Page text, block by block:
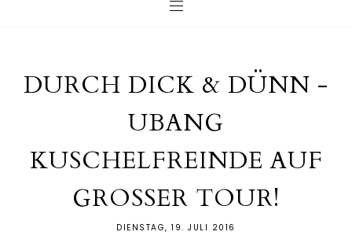
DURCH DICK & DÜNN -
UBANG
KUSCHELFREINDE AUF
GROSSER TOUR!
DIENSTAG, 19. JULI 2016